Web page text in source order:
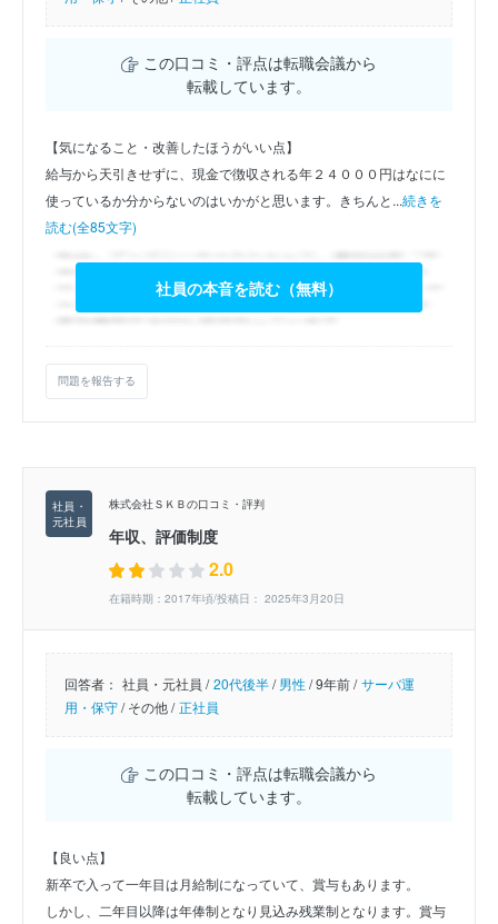
この口コミ・評点は転職会議から
転載しています。
【気になること・改善したほうがいい点】
給与から天引きせずに、現金で徴収される年２４０００円はなにに
使っているか分からないのはいかがと思います。きちんと...続きを
読む(全85文字)
社員の本音を読む（無料）
問題を報告する
株式会社ＳＫＢの口コミ・評判
年収、評価制度
2.0
在籍時期：2017年頃/投稿日： 2025年3月20日
回答者： 社員・元社員 / 20代後半/男性/9年前 / サーバ運
用・保守/その他 / 正社員
この口コミ・評点は転職会議から
転載しています。
【良い点】
新卒で入って一年目は月給制になっていて、賞与もあります。
しかし、二年目以降は年俸制となり見込み残業制となります。賞与